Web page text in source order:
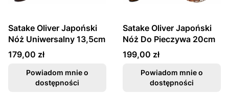
Satake Oliver Japoński
Nóż Uniwersalny 13,5cm
Cena
179,00 zł
Powiadom mnie o
dostępności
Satake Oliver Japoński
Nóż Do Pieczywa 20cm
Cena
199,00 zł
Powiadom mnie o
dostępności